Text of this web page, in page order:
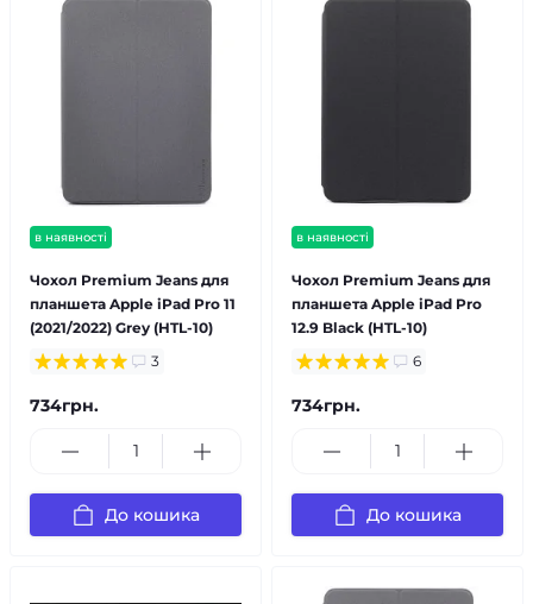
в наявності
Чохол Premium Jeans для
планшета Apple iPad Pro 11
(2021/2022) Grey (HTL-10)
3
734грн.
До кошика
в наявності
Чохол Premium Jeans для
планшета Apple iPad Pro
12.9 Black (HTL-10)
6
734грн.
До кошика